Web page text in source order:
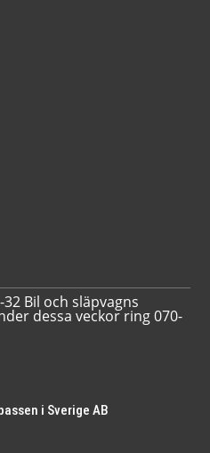
Bil och släpvagns
dessa veckor ring 070-
i Sverige AB